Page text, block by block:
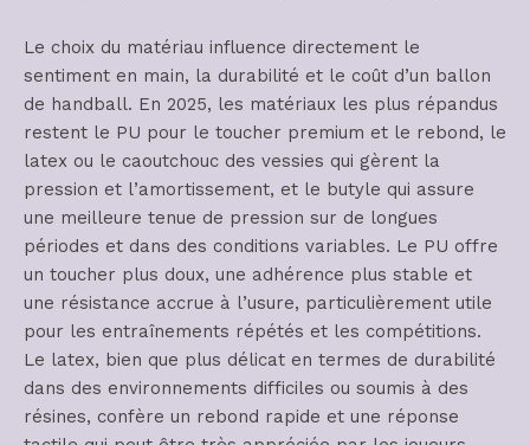
Le choix du matériau influence directement le
sentiment en main, la durabilité et le coût d’un ballon
de handball. En 2025, les matériaux les plus répandus
restent le PU pour le toucher premium et le rebond, le
latex ou le caoutchouc des vessies qui gèrent la
pression et l’amortissement, et le butyle qui assure
une meilleure tenue de pression sur de longues
périodes et dans des conditions variables. Le PU offre
un toucher plus doux, une adhérence plus stable et
une résistance accrue à l’usure, particulièrement utile
pour les entraînements répétés et les compétitions.
Le latex, bien que plus délicat en termes de durabilité
dans des environnements difficiles ou soumis à des
résines, confère un rebond rapide et une réponse